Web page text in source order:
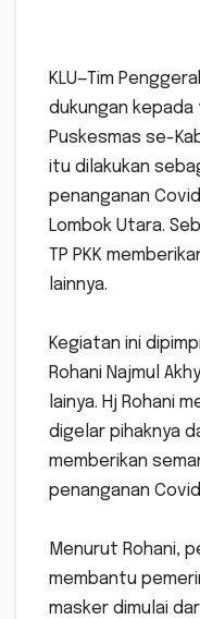
KLU—Tim
dukungan kepada
Puskesmas se-
itu dilakukan
penanganan
Lombok Utara.
TP PKK
lainnya.
Kegiatan ini
Rohani Najmul
lainya. Hj Rohani
digelar pihaknya
memberikan
penanganan
Menurut Rohani,
membantu
masker dimulai